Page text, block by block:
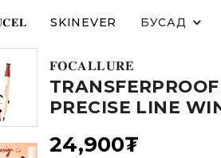
SKINEVER БУСАД
𝐅𝐎𝐂𝐀𝐋𝐋𝐔𝐑𝐄
PRECISE LINE
24,900₮